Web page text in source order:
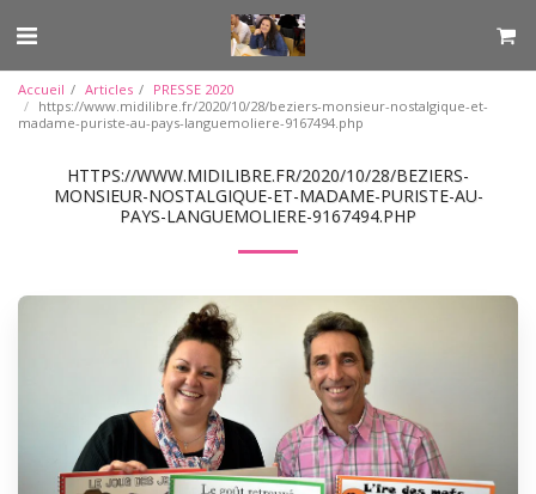
Accueil Articles
PRESSE 2020
https://www.midilibre.fr/2020/10/28/beziers-monsieur-nostalgique-et-
madame-puriste-au-pays-languemoliere-9167494.php
HTTPS://WWW.MIDILIBRE.FR/2020/10/28/BEZIERS-
MONSIEUR-NOSTALGIQUE-ET-MADAME-PURISTE-AU-
PAYS-LANGUEMOLIERE-9167494.PHP